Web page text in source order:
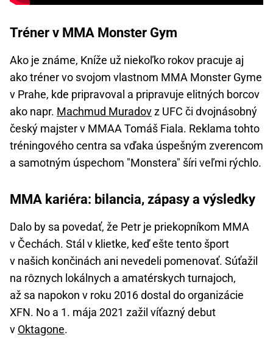
Tréner v MMA Monster Gym
Ako je známe, Kníže už niekoľko rokov pracuje aj
ako tréner vo svojom vlastnom MMA Monster Gyme
v Prahe, kde pripravoval a pripravuje elitných borcov
ako napr. Machmud Muradovz UFC či dvojnásobný
český majster v MMAA Tomáš Fiala. Reklama tohto
tréningového centra sa vďaka úspešným zverencom
a samotným úspechom "Monstera" šíri veľmi rýchlo.
MMA kariéra: bilancia, zápasy a výsledky
Dalo by sa povedať, že Petr je priekopníkom MMA
v Čechách. Stál v klietke, keď ešte tento šport
v našich končinách ani nevedeli pomenovať. Súťažil
na rôznych lokálnych a amatérskych turnajoch,
až sa napokon v roku 2016 dostal do organizácie
XFN. No a 1. mája 2021 zažil víťazný debut
v Oktagone.